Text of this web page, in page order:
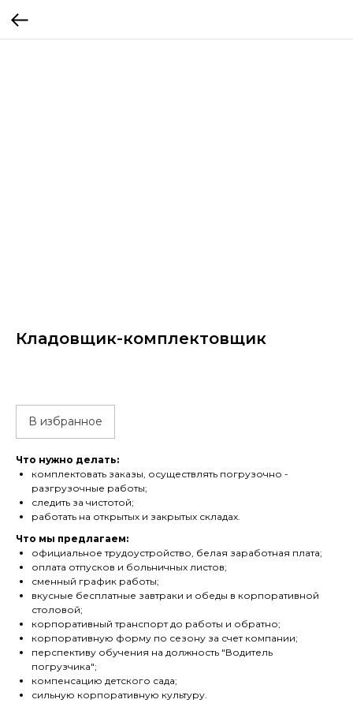
Кладовщик-комплектовщик
В избранное
Что нужно делать:
комплектовать заказы, осуществлять погрузочно -
разгрузочные работы;
следить за чистотой;
работать на открытых и закрытых складах.
Что мы предлагаем:
официальное трудоустройство, белая заработная плата;
оплата отпусков и больничных листов;
сменный график работы;
вкусные бесплатные завтраки и обеды в корпоративной
столовой;
корпоративный транспорт до работы и обратно;
корпоративную форму по сезону за счет компании;
перспективу обучения на должность "Водитель
погрузчика";
компенсацию детского сада;
сильную корпоративную культуру.